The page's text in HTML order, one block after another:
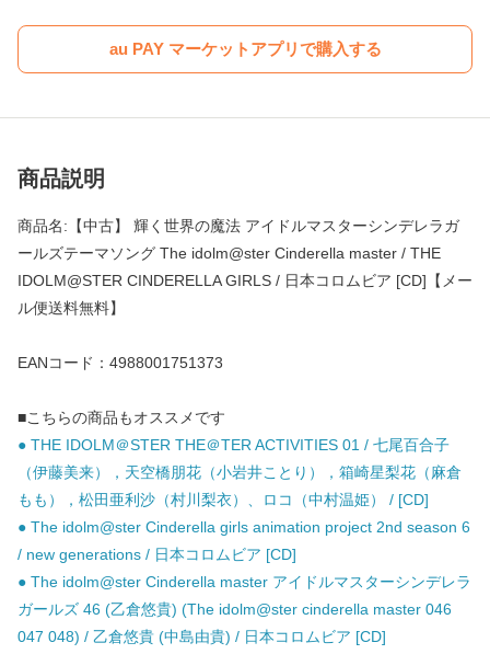
au PAY マーケットアプリで購入する
商品説明
商品名:【中古】 輝く世界の魔法 アイドルマスターシンデレラガ
ールズテーマソング The idolm@ster Cinderella master / THE
IDOLM@STER CINDERELLA GIRLS / 日本コロムビア [CD]【メー
ル便送料無料】
EANコード：4988001751373
■こちらの商品もオススメです
● THE IDOLM＠STER THE＠TER ACTIVITIES 01 / 七尾百合子
（伊藤美来），天空橋朋花（小岩井ことり），箱崎星梨花（麻倉
もも），松田亜利沙（村川梨衣）、ロコ（中村温姫） / [CD]
● The idolm@ster Cinderella girls animation project 2nd season 6
/ new generations / 日本コロムビア [CD]
● The idolm@ster Cinderella master アイドルマスターシンデレラ
ガールズ 46 (乙倉悠貴) (The idolm@ster cinderella master 046
047 048) / 乙倉悠貴 (中島由貴) / 日本コロムビア [CD]